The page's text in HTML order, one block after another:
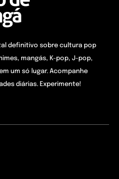
definitivo sobre cultura pop
mangás, K-pop, J-pop,
um só lugar. Acompanhe
diárias. Experimente!